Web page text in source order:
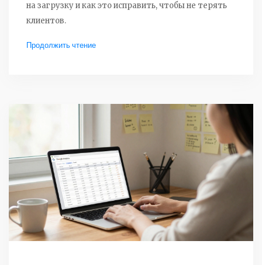
на загрузку и как это исправить, чтобы не терять
клиентов.
Продолжить чтение